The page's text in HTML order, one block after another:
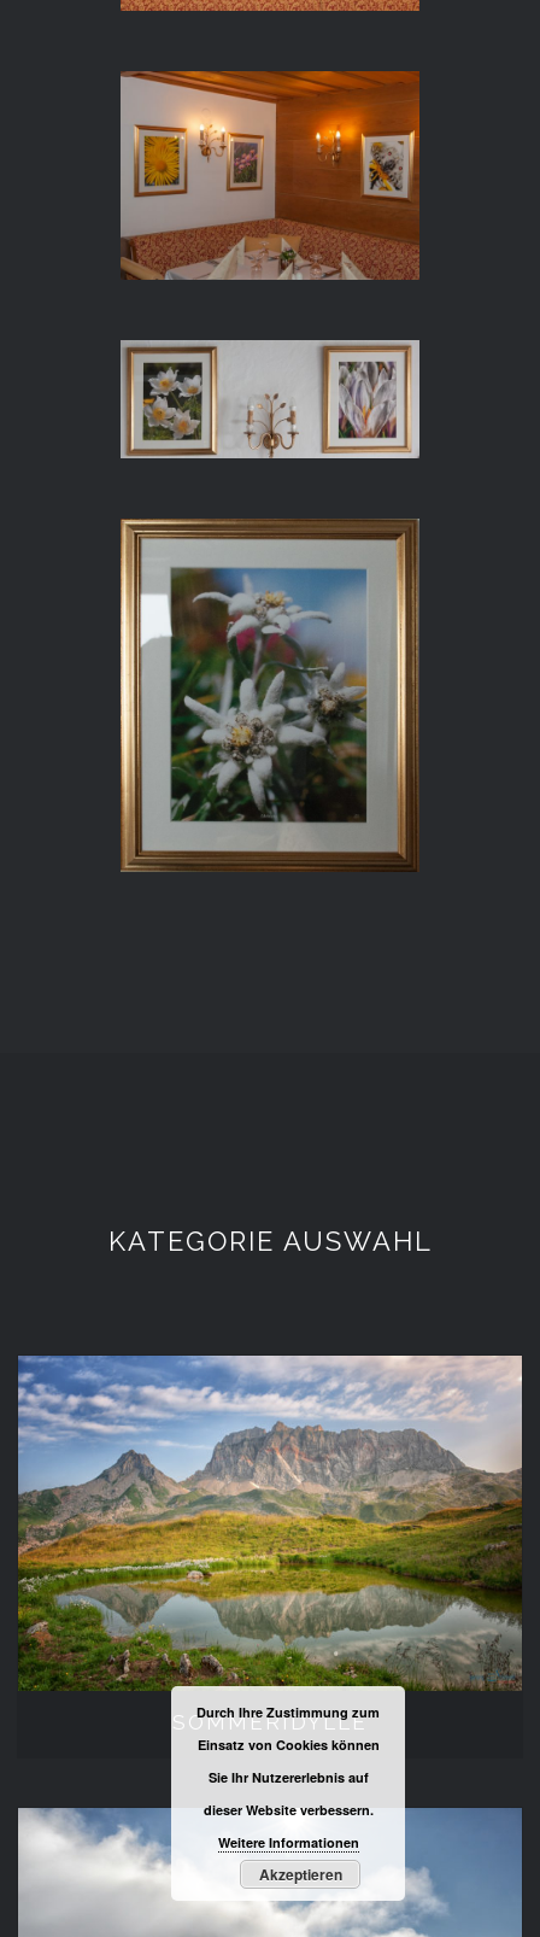
KATEGORIE AUSWAHL
SOMMERIDYLLE
SOMMERIDYLLE
Durch Ihre Zustimmung zum
Einsatz von Cookies können
Sie Ihr Nutzererlebnis auf
dieser Website verbessern.
Weitere Informationen
Akzeptieren